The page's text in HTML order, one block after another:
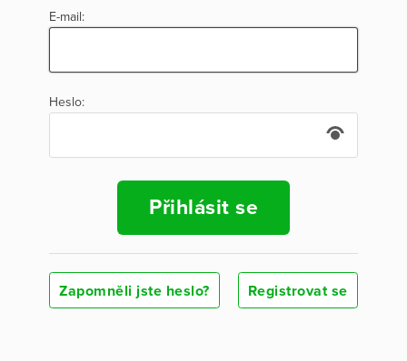
E-mail:
Heslo:
Přihlásit se
Zapomněli jste heslo? Registrovat se